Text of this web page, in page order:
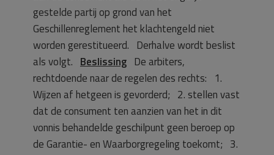
gestelde partij op grond van het
Geschillenreglement het klachtengeld niet
worden gerestitueerd. Derhalve wordt beslist
als volgt. Beslissing De arbiters,
rechtdoende naar de regelen des rechts: 1.
Wijzen af hetgeen is gevorderd; 2. stellen vast
dat de consument ten aanzien van het in dit
vonnis behandelde geschilpunt geen beroep op
de Garantie- en Waarborgregeling toekomt; 3.